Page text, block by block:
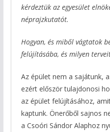
kérdeztük az egyesület
néprajzkutatót.
Hogyan, és miből vágtatok
felújításába, és milyen
Az épület nem a sajátunk,
ezért először tulajdonosi
az épület felújításához,
kaptunk. Önerőből sajnos
a Csoóri Sándor Alaphoz